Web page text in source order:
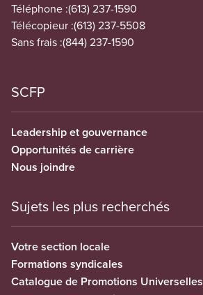
Téléphone :(613) 237-1590
Télécopieur :(613) 237-5508
Sans frais :(844) 237-1590
SCFP
Leadership et gouvernance
Opportunités de carrière
Nous joindre
Sujets les plus recherchés
Votre section locale
Formations syndicales
Catalogue de Promotions Universelles